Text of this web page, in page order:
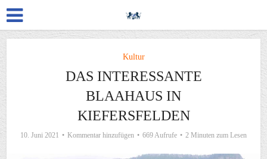
Kultur
DAS INTERESSANTE
BLAAHAUS IN
KIEFERSFELDEN
10. Juni 2021 Kommentar hinzufügen 669 Aufrufe 2 Minuten zum Lesen